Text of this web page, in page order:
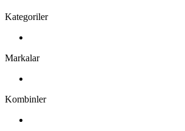
Kategoriler
Markalar
Kombinler